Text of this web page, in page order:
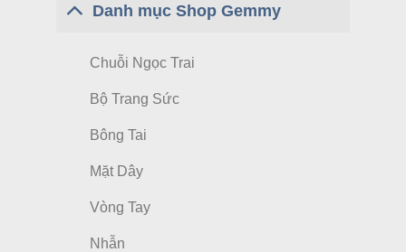
Danh mục Shop Gemmy
Chuỗi Ngọc Trai
Bộ Trang Sức
Bông Tai
Mặt Dây
Vòng Tay
Nhẫn